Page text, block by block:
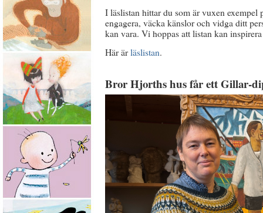
I läslistan hittar du som är vuxen
engagera, väcka känslor och vidga ditt
kan vara. Vi hoppas att listan kan
Här ärläslistan.
Bror Hjorths hus får ett Gillar-